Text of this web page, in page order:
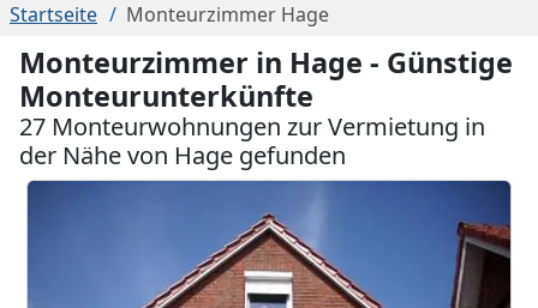
Startseite Monteurzimmer Hage
Monteurzimmer in Hage - Günstige
Monteurunterkünfte
27 Monteurwohnungen zur Vermietung in
der Nähe von Hage gefunden